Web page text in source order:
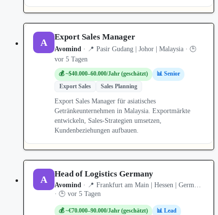
A Export Sales Manager
Avomind · 📍 Pasir Gudang | Johor | Malaysia · 🕒
vor 5 Tagen
💰 ~$40.000–60.000/Jahr (geschätzt)
📊 Senior
Export Sales
Sales Planning
Export Sales Manager für asiatisches
Getränkeunternehmen in Malaysia. Exportmärkte
entwickeln, Sales-Strategien umsetzen,
Kundenbeziehungen aufbauen.
A Head of Logistics Germany
Avomind · 📍 Frankfurt am Main | Hessen | Germ…
· 🕒 vor 5 Tagen
💰 ~€70.000–90.000/Jahr (geschätzt)
📊 Lead